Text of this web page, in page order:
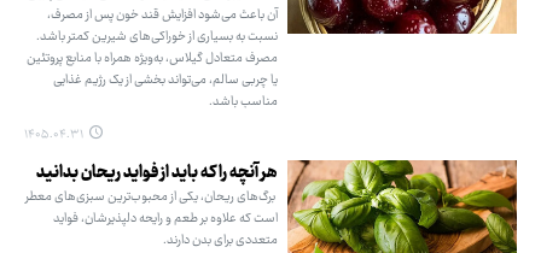
آن باعث می‌شود افزایش قند خون پس از مصرف،
نسبت به بسیاری از خوراکی‌های شیرین کمتر باشد.
مصرف متعادل گیلاس، به‌ویژه همراه با منابع پروتئین
یا چربی سالم، می‌تواند بخشی از یک رژیم غذایی
مناسب باشد.
۱۴۰۵.۰۴.۳۱
هر آنچه را که باید از فواید ریحان بدانید
برگ‌های ریحان، یکی از محبوب‌ترین سبزی‌های معطر
است که علاوه ‌بر طعم و رایحه دلپذیرشان، فواید
متعددی برای بدن دارند.